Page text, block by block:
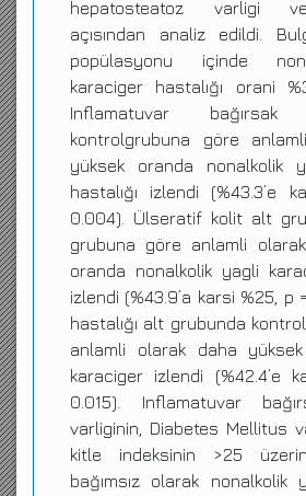
hepatosteatoz varligi
açısından analiz edildi.
popülasyonu içinde
karaciger hastalığı orani
Inflamatuvar bağırsak
kontrolgrubuna göre
yüksek oranda nonalkolik
hastalığı izlendi (%43.3’e
0.004). Ülseratif kolit alt
grubuna göre anlamli
oranda nonalkolik yagli
izlendi (%43.9’a karsi %25, p
hastalığı alt grubunda
anlamli olarak daha
karaciger izlendi (%42.4’e
0.015). Inflamatuvar
varliginin, Diabetes Mellitus
kitle indeksinin >25
bağımsız olarak nonalkolik